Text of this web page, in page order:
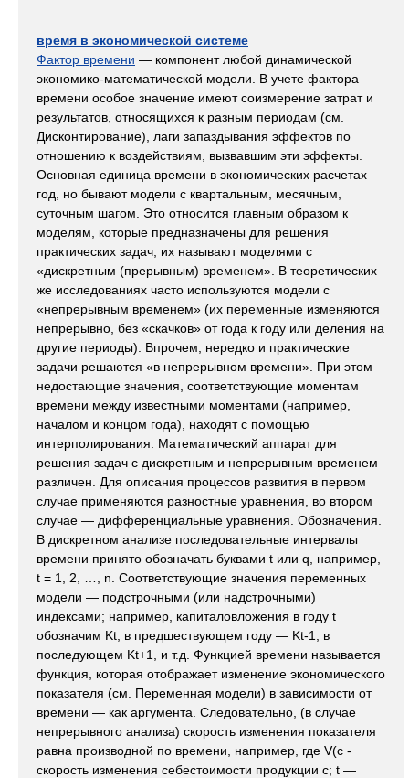
время в экономической системе
Фактор времени — компонент любой динамической
экономико-математической модели. В учете фактора
времени особое значение имеют соизмерение затрат и
результатов, относящихся к разным периодам (см.
Дисконтирование), лаги запаздывания эффектов по
отношению к воздействиям, вызвавшим эти эффекты.
Основная единица времени в экономических расчетах —
год, но бывают модели с квартальным, месячным,
суточным шагом. Это относится главным образом к
моделям, которые предназначены для решения
практических задач, их называют моделями с
«дискретным (прерывным) временем». В теоретических
же исследованиях часто используются модели с
«непрерывным временем» (их переменные изменяются
непрерывно, без «скачков» от года к году или деления на
другие периоды). Впрочем, нередко и практические
задачи решаются «в непрерывном времени». При этом
недостающие значения, соответствующие моментам
времени между известными моментами (например,
началом и концом года), находят с помощью
интерполирования. Математический аппарат для
решения задач с дискретным и непрерывным временем
различен. Для описания процессов развития в первом
случае применяются разностные уравнения, во втором
случае — дифференциальные уравнения. Обозначения.
В дискретном анализе последовательные интервалы
времени принято обозначать буквами t или q, например,
t = 1, 2, …, n. Соответствующие значения переменных
модели — подстрочными (или надстрочными)
индексами; например, капиталовложения в году t
обозначим Kt, в предшествующем году — Kt-1, в
последующем Kt+1, и т.д. Функцией времени называется
функция, которая отображает изменение экономического
показателя (см. Переменная модели) в зависимости от
времени — как аргумента. Следовательно, (в случае
непрерывного анализа) скорость изменения показателя
равна производной по времени, например, где V(c -
скорость изменения себестоимости продукции c; t —